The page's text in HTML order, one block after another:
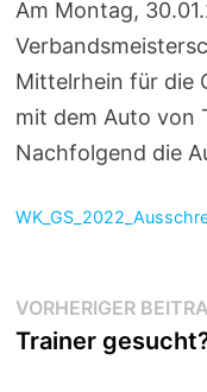
Am Montag,
Mittelrhein für die
mit dem Auto von
Nachfolgend die
VORHERIGER
Trainer